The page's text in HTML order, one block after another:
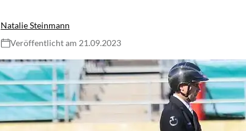
Natalie Steinmann
Veröffentlicht am 21.09.2023